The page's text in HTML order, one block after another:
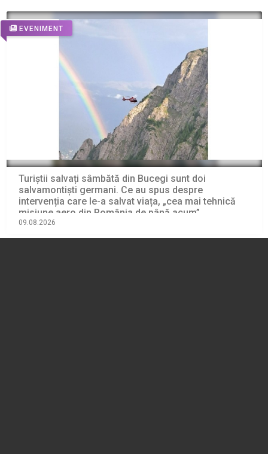
EVENIMENT
Turiștii salvați sâmbătă din Bucegi sunt doi
salvamontiști germani. Ce au spus despre
intervenția care le-a salvat viața, „cea mai tehnică
misiune aero din România de până acum”
09.08.2026